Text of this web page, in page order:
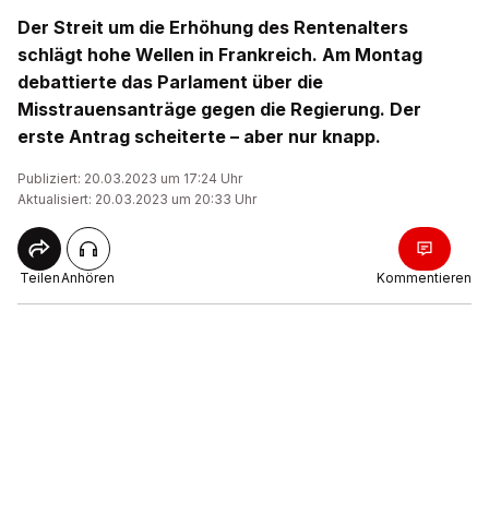
Der Streit um die Erhöhung des Rentenalters
schlägt hohe Wellen in Frankreich. Am Montag
debattierte das Parlament über die
Misstrauensanträge gegen die Regierung. Der
erste Antrag scheiterte – aber nur knapp.
Publiziert: 20.03.2023 um 17:24 Uhr
Aktualisiert: 20.03.2023 um 20:33 Uhr
TeilenAnhören Kommentieren